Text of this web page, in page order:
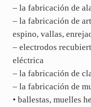
– la fabricación de
– la fabricación de
espino, vallas,
– electrodos
eléctrica
– la fabricación de
– la fabricación de
• ballestas, muelles